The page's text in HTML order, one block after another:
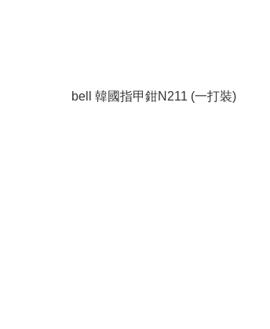
bell 韓國指甲鉗N211 (一打裝)